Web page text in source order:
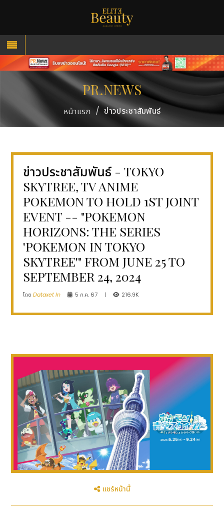
PR.NEWS
หน้าแรก / ข่าวประชาสัมพันธ์
ข่าวประชาสัมพันธ์ - TOKYO
SKYTREE, TV ANIME
POKEMON TO HOLD 1ST JOINT
EVENT -- "POKEMON
HORIZONS: THE SERIES
'POKEMON IN TOKYO
SKYTREE'" FROM JUNE 25 TO
SEPTEMBER 24, 2024
โดยDataxet In 5 ก.ค. 67 | 216.9K
แชร์หน้านี้